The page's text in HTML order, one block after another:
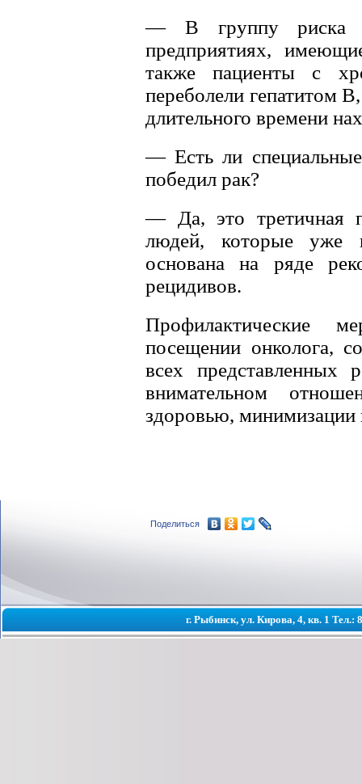
— В группу риска
предприятиях,
также пациенты с
переболели гепатитом
длительного времени
— Есть ли
победил рак?
— Да, это третичная
людей, которые уже
основана на ряде
рецидивов.
Профилактические
посещении онколога,
всех представленных
внимательном
здоровью, минимизации
Поделиться
г. Рыбинск, ул. Кирова, 4, кв. 1 Тел.: